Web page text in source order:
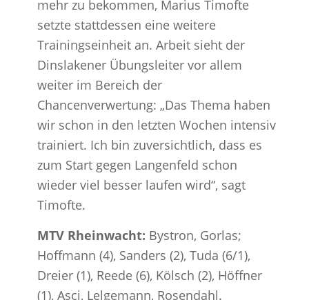
mehr zu bekommen, Marius Timofte
setzte stattdessen eine weitere
Trainingseinheit an. Arbeit sieht der
Dinslakener Übungsleiter vor allem
weiter im Bereich der
Chancenverwertung: „Das Thema haben
wir schon in den letzten Wochen intensiv
trainiert. Ich bin zuversichtlich, dass es
zum Start gegen Langenfeld schon
wieder viel besser laufen wird“, sagt
Timofte.
MTV Rheinwacht: Bystron, Gorlas;
Hoffmann (4), Sanders (2), Tuda (6/1),
Dreier (1), Reede (6), Kölsch (2), Höffner
(1), Asci, Lelgemann, Rosendahl.